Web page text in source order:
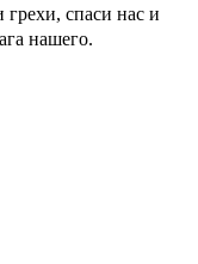
спаси нас и
нашего.